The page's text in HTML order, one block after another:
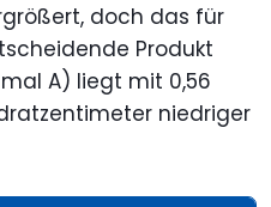
doch das für
Produkt
A) liegt mit 0,56
niedriger